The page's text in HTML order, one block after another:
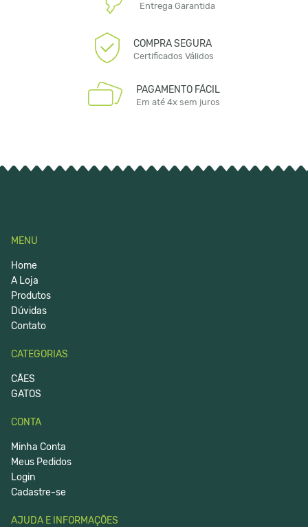
Entrega Garantida
COMPRA SEGURA
Certificados Válidos
PAGAMENTO FÁCIL
Em até 4x sem juros
MENU
Home
A Loja
Produtos
Dúvidas
Contato
CATEGORIAS
CÃES
GATOS
CONTA
Minha Conta
Meus Pedidos
Login
Cadastre-se
AJUDA E INFORMAÇÕES